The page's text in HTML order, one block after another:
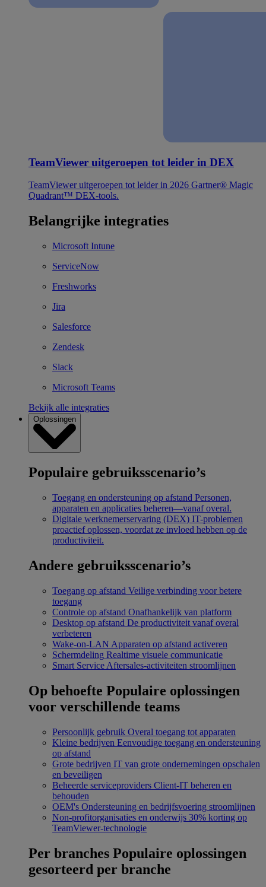
TeamViewer uitgeroepen tot leider in DEX
TeamViewer uitgeroepen tot leider in 2026 Gartner® Magic
Quadrant™ DEX-tools.
Belangrijke integraties
Microsoft Intune
ServiceNow
Freshworks
Jira
Salesforce
Zendesk
Slack
Microsoft Teams
Bekijk alle integraties
Oplossingen
Populaire gebruiksscenario’s
Toegang en ondersteuning op afstand Personen,
apparaten en applicaties beheren—vanaf overal.
Digitale werknemerservaring (DEX) IT-problemen
proactief oplossen, voordat ze invloed hebben op de
productiviteit.
Andere gebruiksscenario’s
Toegang op afstand Veilige verbinding voor betere
toegang
Controle op afstand Onafhankelijk van platform
Desktop op afstand De productiviteit vanaf overal
verbeteren
Wake-on-LAN Apparaten op afstand activeren
Schermdeling Realtime visuele communicatie
Smart Service Aftersales-activiteiten stroomlijnen
Op behoefte Populaire oplossingen
voor verschillende teams
Persoonlijk gebruik Overal toegang tot apparaten
Kleine bedrijven Eenvoudige toegang en ondersteuning
op afstand
Grote bedrijven IT van grote ondernemingen opschalen
en beveiligen
Beheerde serviceproviders Client-IT beheren en
behouden
OEM's Ondersteuning en bedrijfsvoering stroomlijnen
Non-profitorganisaties en onderwijs 30% korting op
TeamViewer-technologie
Per branches Populaire oplossingen
gesorteerd per branche